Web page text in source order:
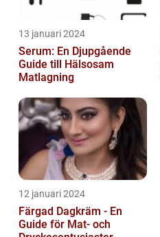
13 januari 2024
Serum: En Djupgående
Guide till Hälsosam
Matlagning
12 januari 2024
Färgad Dagkräm - En
Guide för Mat- och